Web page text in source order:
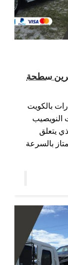
/ ونش كرين سطحة
بالكويت
يتعلق
بالسرعة